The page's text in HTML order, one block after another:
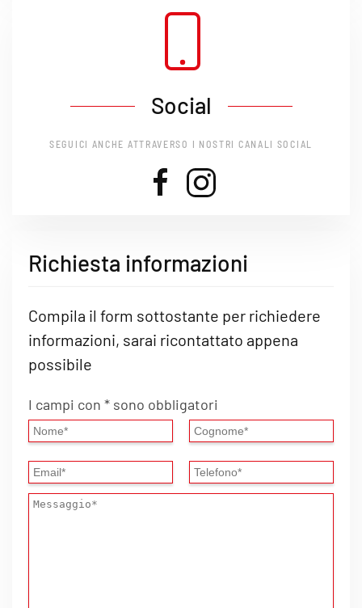
Richiesta informazioni
Compila il form sottostante per richiedere
informazioni, sarai ricontattato appena
possibile
I campi con * sono obbligatori
Social
SEGUICI ANCHE ATTRAVERSO I NOSTRI CANALI SOCIAL